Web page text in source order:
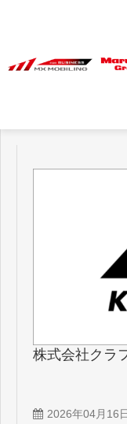
課
株式会社クラ
2026年04月16日